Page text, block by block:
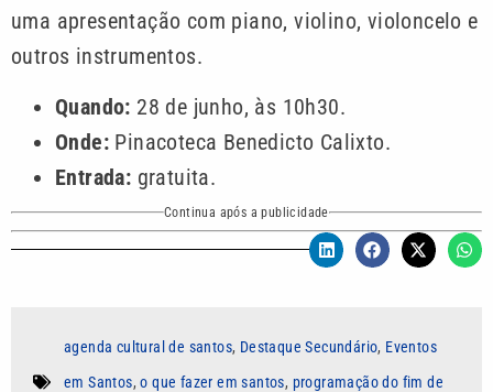
uma apresentação com piano, violino, violoncelo e
outros instrumentos.
Quando: 28 de junho, às 10h30.
Onde: Pinacoteca Benedicto Calixto.
Entrada: gratuita.
Continua após a publicidade
agenda cultural de santos, Destaque Secundário, Eventos
em Santos,o que fazer em santos, programação do fim de